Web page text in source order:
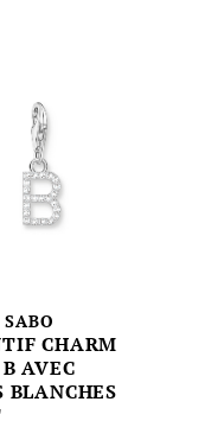
CHARM
AVEC
BLANCHES